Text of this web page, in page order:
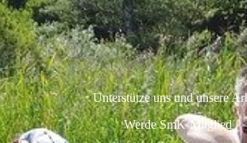
Unterstütze uns und unsere
Werde SmK-Mitglied